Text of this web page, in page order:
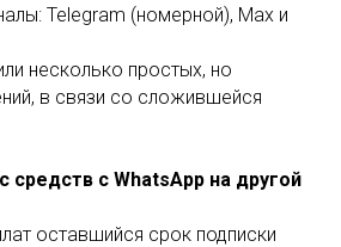
Telegram (номерной), Max и
несколько простых, но
в связи со сложившейся
средств с WhatsApp на другой
оставшийся срок подписки